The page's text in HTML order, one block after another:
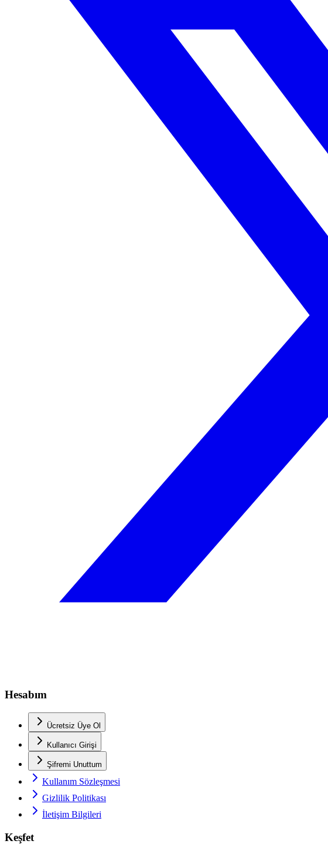
Hesabım
Ücretsiz Üye Ol
Kullanıcı Girişi
Şifremi Unuttum
Kullanım Sözleşmesi
Gizlilik Politikası
İletişim Bilgileri
Keşfet